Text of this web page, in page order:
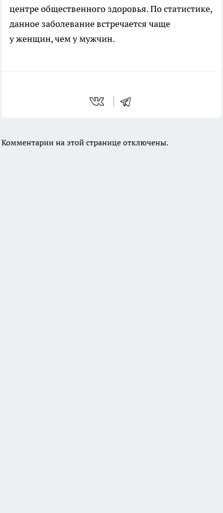
центре общественного здоровья. По статистике,
данное заболевание встречается чаще
у женщин, чем у мужчин.
Комментарии на этой странице отключены.